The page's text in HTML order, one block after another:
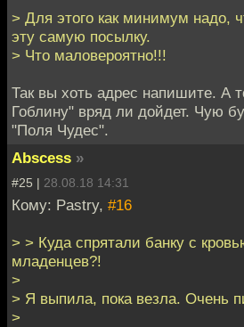
> Для этого как минимум надо,
эту самую посылку.
> Что маловероятно!!!
Так вы хоть адрес напишите. А
Гоблину" вряд ли дойдет. Чую
"Поля Чудес".
Abscess »
#25 | 28.08.18 14:31
Кому: Pastry, #16
> > Куда спрятали банку с
младенцев?!
>
> Я выпила, пока везла. Очень
>